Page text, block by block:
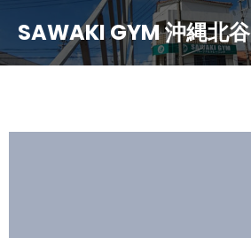
SAWAKI GYM 沖縄北谷